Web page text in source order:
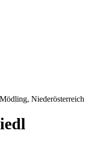
Niederösterreich